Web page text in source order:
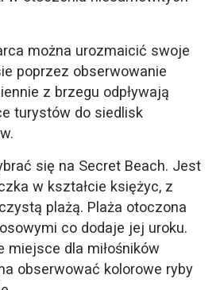
można urozmaicić swoje
poprzez obserwowanie
z brzegu odpływają
turystów do siedlisk
się na Secret Beach. Jest
w kształcie księżyc, z
plażą. Plaża otoczona
co dodaje jej uroku.
miejsce dla miłośników
obserwować kolorowe ryby